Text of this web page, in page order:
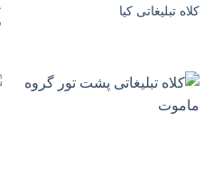
کلاه تبلیغاتی کیا